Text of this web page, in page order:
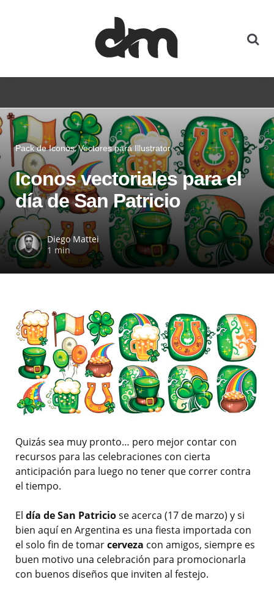
Pack de Iconos Vectores para Illustrator
Iconos vectoriales para el
día de San Patricio
Diego Mattei
1 min
Quizás sea muy pronto… pero mejor contar con
recursos para las celebraciones con cierta
anticipación para luego no tener que correr contra
el tiempo.
El día de San Patriciose acerca (17 de marzo) y si
bien aquí en Argentina es una fiesta importada con
el solo fin de tomarcerveza con amigos, siempre es
buen motivo una celebración para promocionarla
con buenos diseños que inviten al festejo.